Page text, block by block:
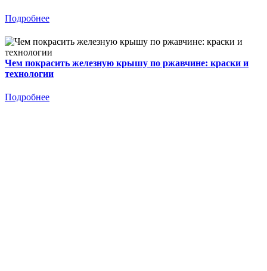
Подробнее
Чем покрасить железную крышу по ржавчине: краски и
технологии
Подробнее